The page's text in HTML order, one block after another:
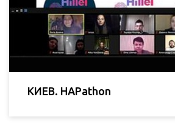
КИЕВ. HAPathon